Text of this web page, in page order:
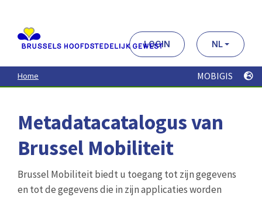
contenu
principal
LOGIN NL
Home MOBIGIS
Metadatacatalogus van
Brussel Mobiliteit
Brussel Mobiliteit biedt u toegang tot zijn gegevens
en tot de gegevens die in zijn applicaties worden